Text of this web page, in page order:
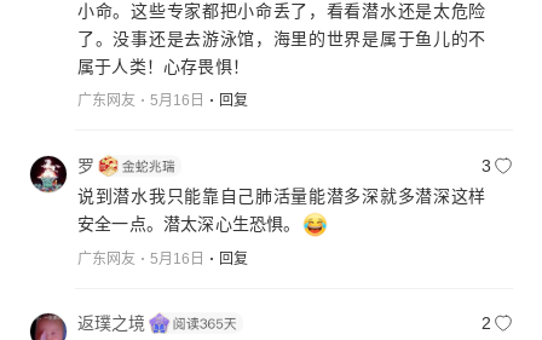
小命。这些专家都把小命丢了，看看潜水还是太危险
了。没事还是去游泳馆，海里的世界是属于鱼儿的不
属于人类！心存畏惧！
广东网友 5月16日 回复
罗
3
说到潜水我只能靠自己肺活量能潜多深就多潜深这样
安全一点。潜太深心生恐惧。
广东网友 5月16日 回复
返璞之境
2